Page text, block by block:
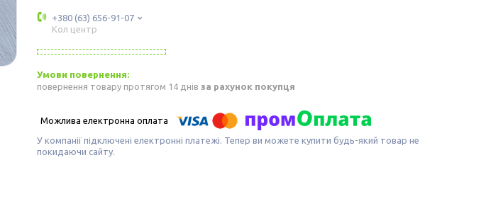
+380 (63) 656-91-07
Кол центр
повернення товару протягом 14 днів за рахунок покупця
У компанії підключені електронні платежі. Тепер ви можете купити будь-який товар не
покидаючи сайту.